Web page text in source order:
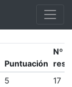
Puntuación
Nº
5 17